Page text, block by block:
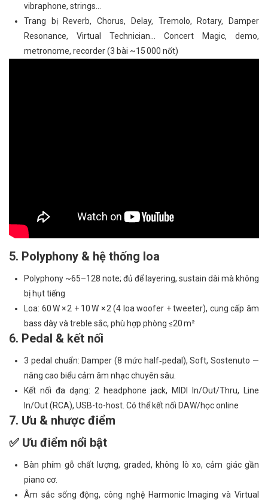
vibraphone, strings...
Trang bị Reverb, Chorus, Delay, Tremolo, Rotary, Damper
Resonance, Virtual Technician... Concert Magic, demo,
metronome, recorder (3 bài ~15 000 nốt)
5. Polyphony & hệ thống loa
Polyphony ~65–128 note; đủ để layering, sustain dài mà không
bị hụt tiếng
Loa: 60 W × 2 + 10 W × 2 (4 loa woofer + tweeter), cung cấp âm
bass dày và treble sắc, phù hợp phòng ≤20 m²
6. Pedal & kết nối
3 pedal chuẩn: Damper (8 mức half‑pedal), Soft, Sostenuto —
nâng cao biểu cảm âm nhạc chuyên sâu.
Kết nối đa dạng: 2 headphone jack, MIDI In/Out/Thru, Line
In/Out (RCA), USB-to-host. Có thể kết nối DAW/học online
7. Ưu & nhược điểm
✅ Ưu điểm nổi bật
Bàn phím gỗ chất lượng, graded, không lò xo, cảm giác gần
piano cơ.
Âm sắc sống động, công nghệ Harmonic Imaging và Virtual